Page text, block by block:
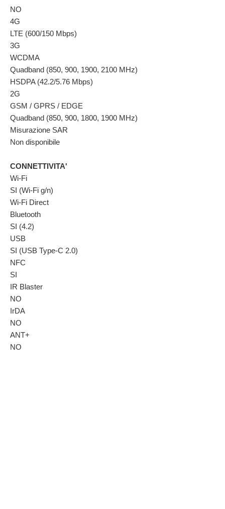
NO
4G
LTE (600/150 Mbps)
3G
WCDMA
Quadband (850, 900, 1900, 2100 MHz)
HSDPA (42.2/5.76 Mbps)
2G
GSM / GPRS / EDGE
Quadband (850, 900, 1800, 1900 MHz)
Misurazione SAR
Non disponibile
CONNETTIVITA'
Wi-Fi
SI (Wi-Fi g/n)
Wi-Fi Direct
Bluetooth
SI (4.2)
USB
SI (USB Type-C 2.0)
NFC
SI
IR Blaster
NO
IrDA
NO
ANT+
NO